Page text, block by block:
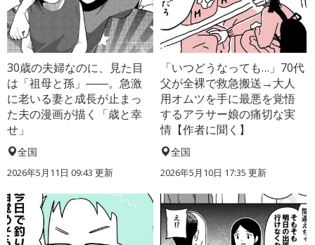
30歳の夫婦なのに、見た目
は「祖母と孫」――。急激
に老いる妻と成長が止まっ
た夫の漫画が描く「歳と幸
せ」
全国
2026年5月11日 09:43 更新
「いつどうなっても…」70代
父が全裸で救急搬送→大人
用オムツを手に最悪を覚悟
するアラサー娘の痛切な実
情【作者に聞く】
全国
2026年5月10日 17:35 更新